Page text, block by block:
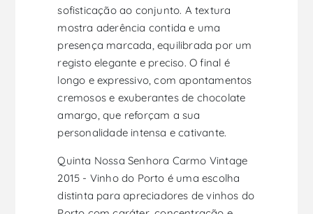
sofisticação ao conjunto. A textura
mostra aderência contida e uma
presença marcada, equilibrada por um
registo elegante e preciso. O final é
longo e expressivo, com apontamentos
cremosos e exuberantes de chocolate
amargo, que reforçam a sua
personalidade intensa e cativante.
Quinta Nossa Senhora Carmo Vintage
2015 - Vinho do Porto é uma escolha
distinta para apreciadores de vinhos do